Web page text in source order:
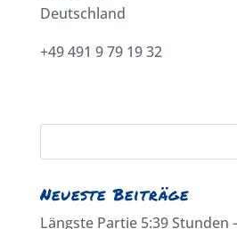
Deutschland
+49 491 9 79 19 32
Neueste Beiträge
Längste Partie 5:39 Stunden